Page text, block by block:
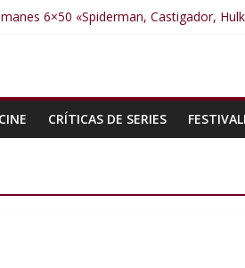
6×50 «Spiderman, Castigador,
6×46 «Ciudadano Minion»
CRÍTICAS DE SERIES